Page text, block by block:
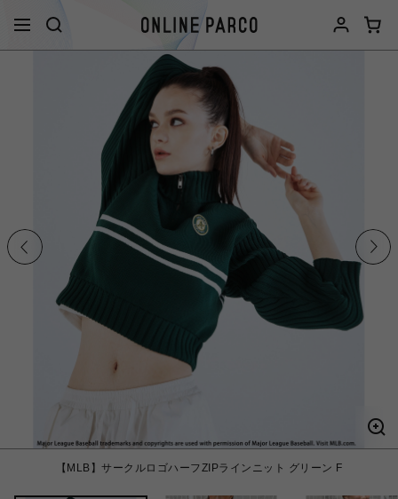
【MLB】サークルロゴハーフZIPラインニット グリーン F